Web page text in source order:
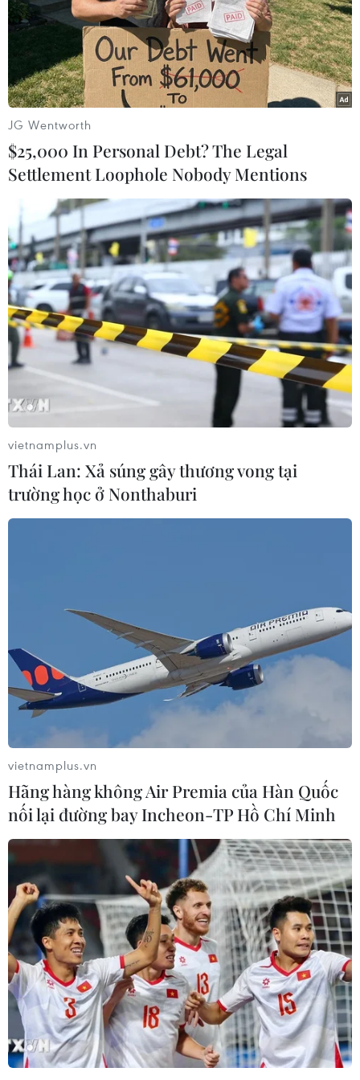
cho các tay máy chuyên và không chuyên. Có lẽ
cũng bởi vậy mà đỉnh núi này còn có tên là Vân
Sơn./.
(Vietnam+)
#Hội Xuân núi Bà Đen
#Hương sắc Tây Ninh
#du lịch núi Bà Đen
#Tây ninh
Tây Ninh
TIN LIÊN QUAN
Khu Du lịch quốc gia Núi Bà Đen: Điểm
đến tâm linh hấp dẫn du khách
27/10/2020 07:06
Núi Bà Đen ở tỉnh Tây Ninh từ lâu đã là một danh thắng
nổi tiếng và được coi là “Nóc nhà Đông Nam Bộ” với
quần thể di tích văn hóa lịch sử, những điểm du lịch tâm
linh.
JG Wentworth
$25,000 In Personal Debt? The Legal
Settlement Loophole Nobody Mentions
vietnamplus.vn
Thái Lan: Xả súng gây thương vong tại
trường học ở Nonthaburi
vietnamplus.vn
Hãng hàng không Air Premia của Hàn Quốc
nối lại đường bay Incheon-TP Hồ Chí Minh